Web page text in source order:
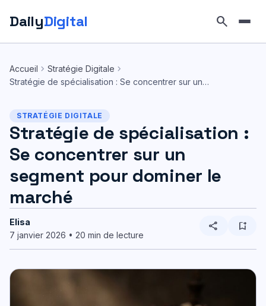
DailyDigital search
contenu
Accueil chevron_right Stratégie Digitale chevron_right
Stratégie de spécialisation : Se concentrer sur un…
STRATÉGIE DIGITALE
Stratégie de spécialisation :
Se concentrer sur un
segment pour dominer le
marché
Elisa
7 janvier 2026 • 20 min de lecture
share bookmark_add